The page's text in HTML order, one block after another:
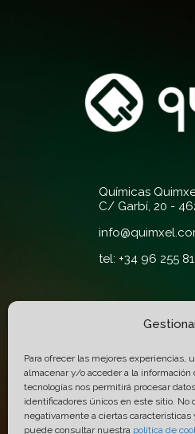
Para ofrecer las mejores experiencias,
almacenar y/o acceder a la
tecnologías nos permitirá procesar
identificadores únicos en este sitio.
negativamente a ciertas
puede consultar nuestra política de
Químicas
C/ Garbí, 20 -
tel: +34 96 255
certifications: